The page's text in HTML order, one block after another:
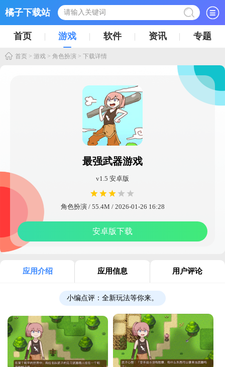
橘子下载站
首页 游戏 软件 资讯 专题
首页 > 游戏 > 角色扮演 > 下载详情
最强武器游戏
v1.5 安卓版
角色扮演 / 55.4M / 2026-01-26 16:28
安卓版下载
应用介绍 应用信息 用户评论
小编点评： 全新玩法等你来。